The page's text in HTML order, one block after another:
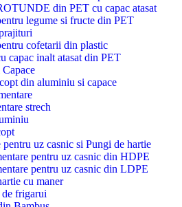
din PET cu capac atasat
legume si fructe din PET
cofetarii din plastic
capac inalt atasat din PET
din aluminiu si capace
strech
uz casnic si Pungi de hartie
pentru uz casnic din HDPE
pentru uz casnic din LDPE
cu maner
frigarui